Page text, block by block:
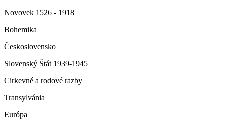
Novovek 1526 - 1918
Bohemika
Československo
Slovenský Štát 1939-1945
Cirkevné a rodové razby
Transylvánia
Európa